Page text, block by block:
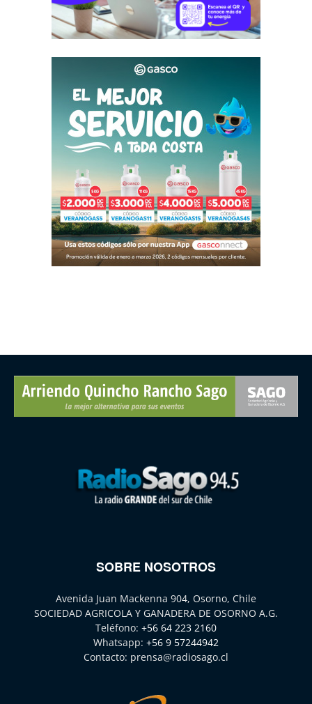
SOBRE NOSOTROS
Avenida Juan Mackenna 904, Osorno, Chile
SOCIEDAD AGRICOLA Y GANADERA DE OSORNO A.G.
Teléfono: +56 64 223 2160
Whatsapp: +56 9 57244942
Contacto: prensa@radiosago.cl